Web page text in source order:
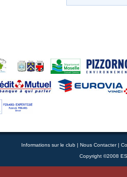
Informations sur le club | Nous Contacter|
Copyright ©2008